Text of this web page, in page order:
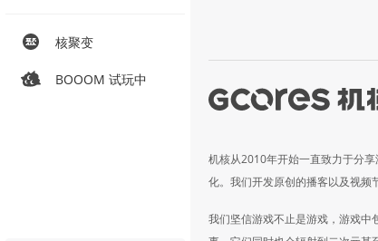
核聚变
BOOOM 试玩中
机核从2010年开始一直致力于分
化。我们开发原创的播客以及视频
我们坚信游戏不止是游戏，游戏中